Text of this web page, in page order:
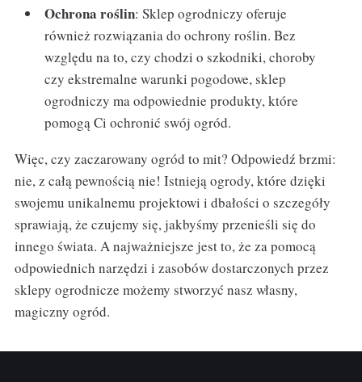
Ochrona roślin: Sklep ogrodniczy oferuje
również rozwiązania do ochrony roślin. Bez
względu na to, czy chodzi o szkodniki, choroby
czy ekstremalne warunki pogodowe, sklep
ogrodniczy ma odpowiednie produkty, które
pomogą Ci ochronić swój ogród.
Więc, czy zaczarowany ogród to mit? Odpowiedź brzmi:
nie, z całą pewnością nie! Istnieją ogrody, które dzięki
swojemu unikalnemu projektowi i dbałości o szczegóły
sprawiają, że czujemy się, jakbyśmy przenieśli się do
innego świata. A najważniejsze jest to, że za pomocą
odpowiednich narzędzi i zasobów dostarczonych przez
sklepy ogrodnicze możemy stworzyć nasz własny,
magiczny ogród.